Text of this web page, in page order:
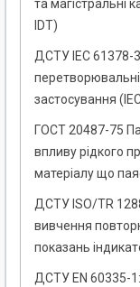
та магістральні
IDT)
ДСТУ IEC 61378-
застосування
ГОСТ 20487-75
впливу рідкого
матеріалу що
ДСТУ ISO/TR
вивчення
показань
ДСТУ EN 60335-